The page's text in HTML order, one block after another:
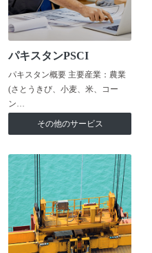
パキスタンPSCI
パキスタン概要 主要産業：農業
(さとうきび、小麦、米、コー
ン…
その他のサービス